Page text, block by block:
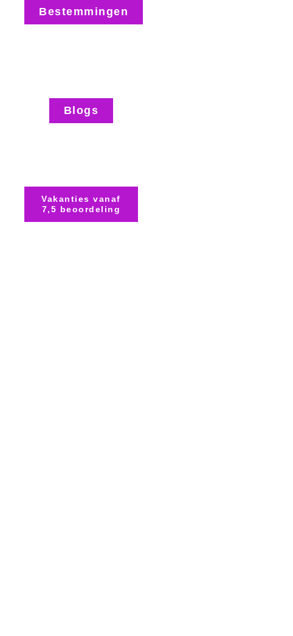
Bestemmingen
Blogs
Vakanties vanaf
7,5 beoordeling